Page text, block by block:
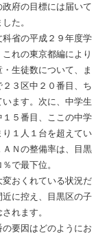
府の目標には届いて
た。
省の平成２９年度学
れの東京都編により
生徒数について、ま
３区中２０番目、ち
ます。次に、中学生
５番目、ここの中学
１人１台を超えてい
Ｎの整備率は、目黒
で最下位。
おくれている状況だ
に控え、目黒区の子
れます。
要因はどのようにお